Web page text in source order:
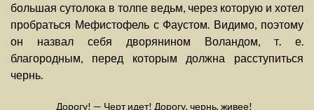
большая сутолока в толпе ведьм, через которую и хотел
пробраться Мефистофель с Фаустом. Видимо, поэтому
он назвал себя дворянином Воландом, т. е.
благородным, перед которым должна расступиться
чернь.
Дорогу! — Черт идет! Дорогу, чернь, живее!